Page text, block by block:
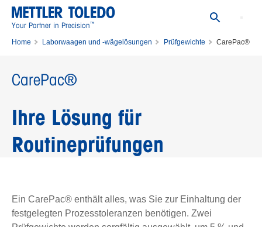
Your Partner in Precision™
Home Laborwaagen und -wägelösungen Prüfgewichte CarePac®
CarePac®
Ihre Lösung für
Routineprüfungen
Ein CarePac® enthält alles, was Sie zur Einhaltung der
festgelegten Prozesstoleranzen benötigen. Zwei